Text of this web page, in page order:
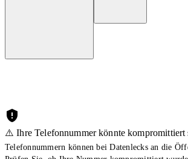
⚠️ Ihre Telefonnummer könnte kompromittiert
Telefonnummern können bei Datenlecks an die